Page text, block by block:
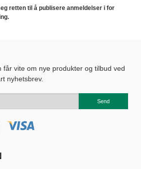
retten til å publisere anmeldelser i for
får vite om nye produkter og tilbud ved
nyhetsbrev.